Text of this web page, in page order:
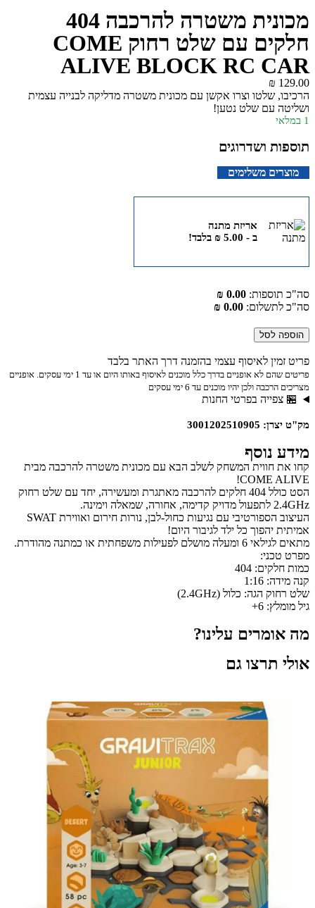
מכונית משטרה להרכבה 404
חלקים עם שלט רחוק COME
ALIVE BLOCK RC CAR
₪ 129.00
הרכיבו, שלטו וצרו אקשן עם מכונית משטרה מדליקה לבנייה עצמית
ושליטה עם שלט נטען!
1 במלאי
תוספות ושדרוגים
מוצרים משלימים
אריזת מתנה
ב -
₪5.00 בלבד!
סה"כ תוספות: 0.00 ₪
סה"כ לתשלום: 0.00 ₪
הוספה לסל
פריט זמין לאיסוף עצמי בהזמנה דרך האתר בלבד
פריטים שהם לא אופניים בדרך כלל מוכנים לאיסוף באותו היום או עד 1 ימי עסקים. אופניים
מצריכים הרכבה ולכן יהיו מוכנים עד 6 ימי עסקים
🏪 צפייה בפרטי החנות
מק"ט יצרן: 3001202510905
מידע נוסף
קחו את חווית המשחק לשלב הבא עם מכונית משטרה להרכבה מבית
COME ALIVE!
הסט כולל 404 חלקים להרכבה מאתגרת ומעשירה, יחד עם שלט רחוק
2.4GHz לתפעול מדויק קדימה, אחורה, שמאלה וימינה.
העיצוב הספורטיבי עם נגיעות כחול-לבן, נורות חירום ואווירת SWAT
אמיתית יהפוך כל ילד לגיבור היום!
מתאים לגילאי 6 ומעלה מושלם לפעילות משפחתית או כמתנה מהודרת.
מפרט טכני:
כמות חלקים: 404
קנה מידה: 1:16
שלט רחוק הגה: כלול (2.4GHz)
גיל מומלץ: 6+
מה אומרים עלינו?
אולי תרצו גם